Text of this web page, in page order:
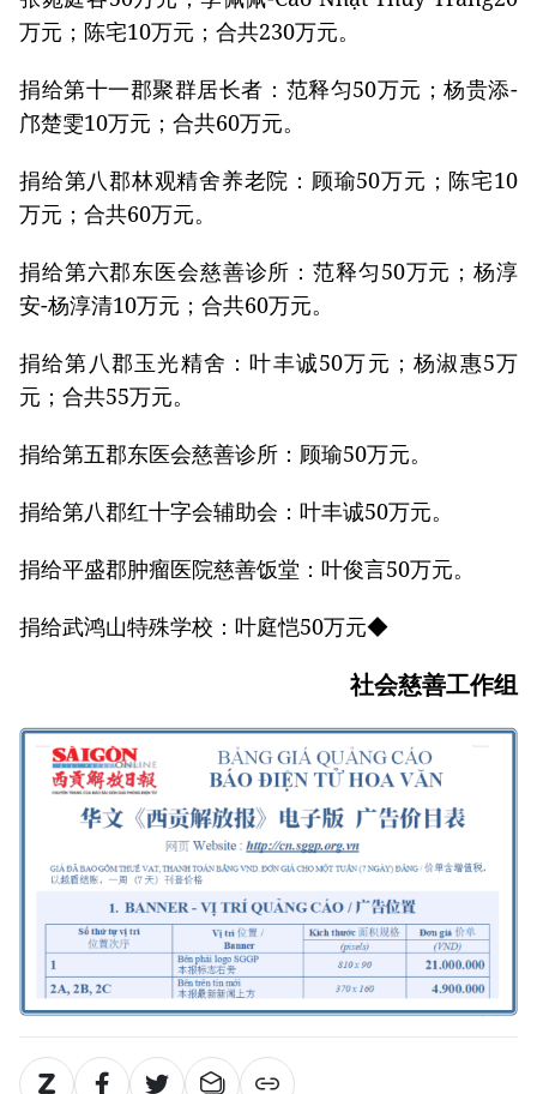
万元；陈宅10万元；合共230万元。
捐给第十一郡聚群居长者：范释匀50万元；杨贵添-
邝楚雯10万元；合共60万元。
捐给第八郡林观精舍养老院：顾瑜50万元；陈宅10
万元；合共60万元。
捐给第六郡东医会慈善诊所：范释匀50万元；杨淳
安-杨淳清10万元；合共60万元。
捐给第八郡玉光精舍：叶丰诚50万元；杨淑惠5万
元；合共55万元。
捐给第五郡东医会慈善诊所：顾瑜50万元。
捐给第八郡红十字会辅助会：叶丰诚50万元。
捐给平盛郡肿瘤医院慈善饭堂：叶俊言50万元。
捐给武鸿山特殊学校：叶庭恺50万元◆
社会慈善工作组